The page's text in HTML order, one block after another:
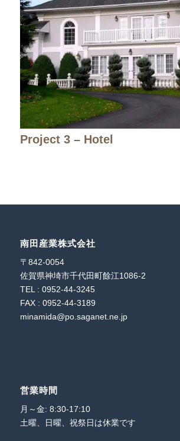
Project 3 – Hotel
南田産業株式会社
〒842-0054
佐賀県神埼市千代田町餘江1086-2
TEL : 0952-44-3245
FAX : 0952-44-3189
minamida@po.saganet.ne.jp
営業時間
月～金: 8:30-17:10
土曜、日曜、祝祭日は休業です